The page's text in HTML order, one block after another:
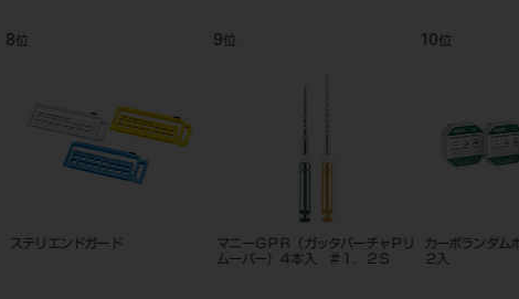
マニーＧＰＲ（ガッタパーチャＰリ
ムーバー）４本入 ＃１．２Ｓ
カーボランダムポイント ＨＰ １
２入